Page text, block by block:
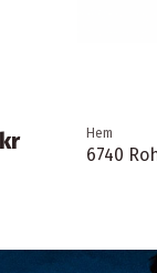
Hem
6740